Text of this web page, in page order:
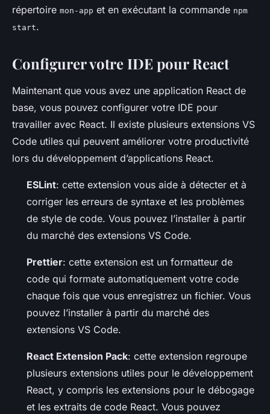
répertoire mon-app et en exécutant la commande npm
start.
Configurer votre IDE pour React
Maintenant que vous avez une application React de
base, vous pouvez configurer votre IDE pour
travailler avec React. Il existe plusieurs extensions VS
Code utiles qui peuvent améliorer votre productivité
lors du développement d’applications React.
ESLint: cette extension vous aide à détecter et à
corriger les erreurs de syntaxe et les problèmes
de style de code. Vous pouvez l’installer à partir
du marché des extensions VS Code.
Prettier: cette extension est un formatteur de
code qui formate automatiquement votre code
chaque fois que vous enregistrez un fichier. Vous
pouvez l’installer à partir du marché des
extensions VS Code.
React Extension Pack: cette extension regroupe
plusieurs extensions utiles pour le développement
React, y compris les extensions pour le débogage
et les extraits de code React. Vous pouvez